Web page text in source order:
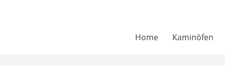
Home Kaminöfen